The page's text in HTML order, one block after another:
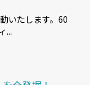
いたします。60
...